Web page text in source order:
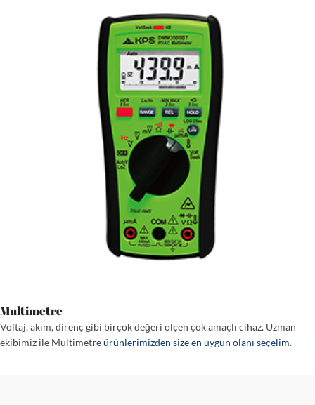
Multimetre
Voltaj, akım, direnç gibi birçok değeri ölçen çok amaçlı cihaz. Uzman
ekibimiz ile Multimetreürünlerimizden size en uygun olanı seçelim.